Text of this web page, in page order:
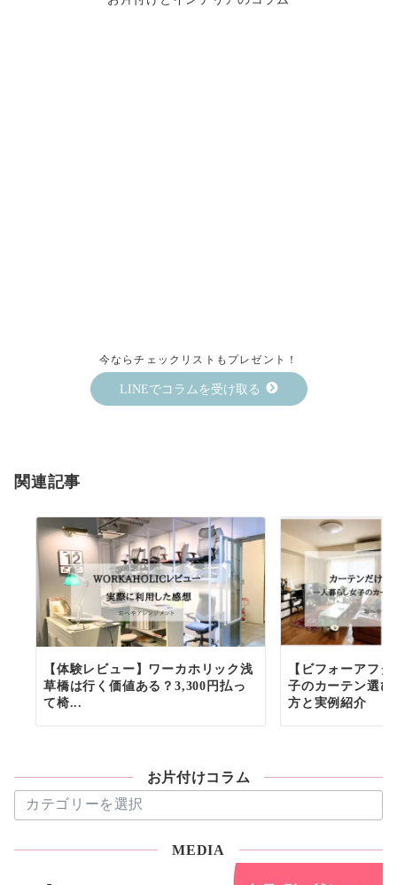
今ならチェックリストもプレゼント！
LINEでコラムを受け取る
関連記事
【体験レビュー】ワーカホリック浅
草橋は行く価値ある？3,300円払っ
て椅...
【ビフォーアフ
子のカーテン選
方と実例紹介
お片付けコラム
片
MEDIA